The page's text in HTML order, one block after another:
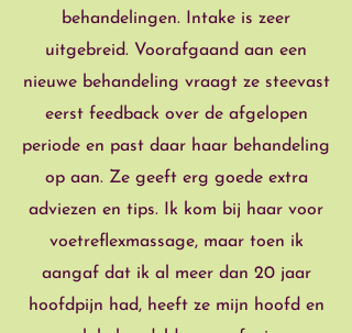
behandelingen. Intake is zeer
uitgebreid. Voorafgaand aan een
nieuwe behandeling vraagt ze steevast
eerst feedback over de afgelopen
periode en past daar haar behandeling
op aan. Ze geeft erg goede extra
adviezen en tips. Ik kom bij haar voor
voetreflexmassage, maar toen ik
aangaf dat ik al meer dan 20 jaar
hoofdpijn had, heeft ze mijn hoofd en